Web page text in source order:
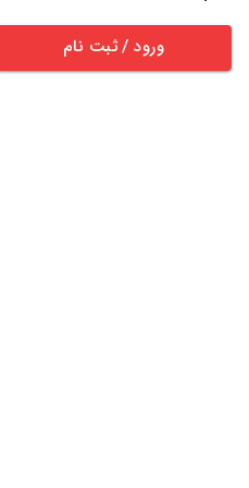
ورود / ثبت نام